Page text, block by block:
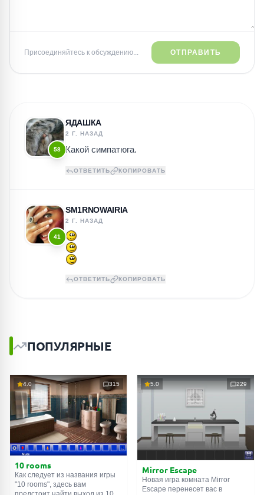
Присоединяйтесь к обсуждению... ОТПРАВИТЬ
58
ЯДАШКА
2 Г. НАЗАД
Какой симпатюга.
ОТВЕТИТЬ КОПИРОВАТЬ
41
SM1RNOWAIRIA
2 Г. НАЗАД
ОТВЕТИТЬ КОПИРОВАТЬ
ПОПУЛЯРНЫЕ
4.0 315
10 rooms
Как следует из названия игры
"10 rooms", здесь вам
5.0 229
Mirror Escape
Новая игра комната Mirror
Escape перенесет вас в